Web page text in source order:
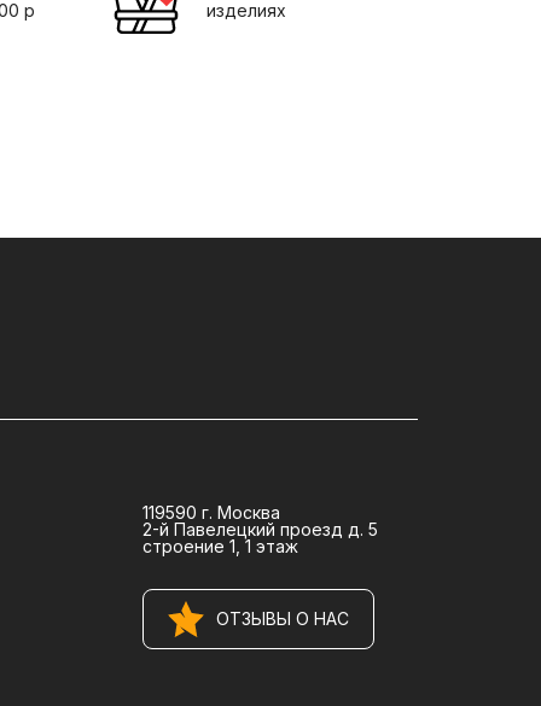
р
изделиях
119590 г. Москва
2-й Павелецкий проезд д. 5
строение 1, 1 этаж
ОТЗЫВЫ О НАС